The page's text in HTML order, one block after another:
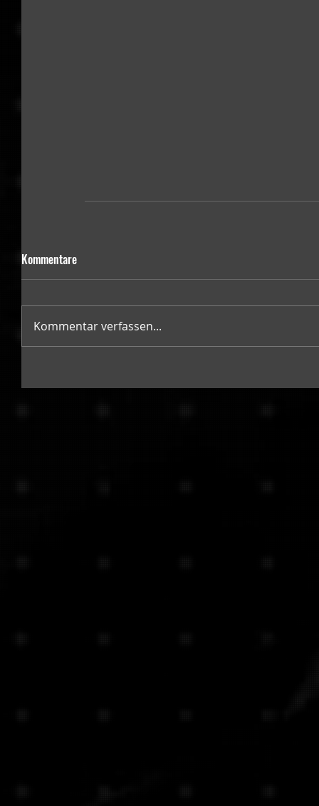
Kommentare
Kommentar verfassen...